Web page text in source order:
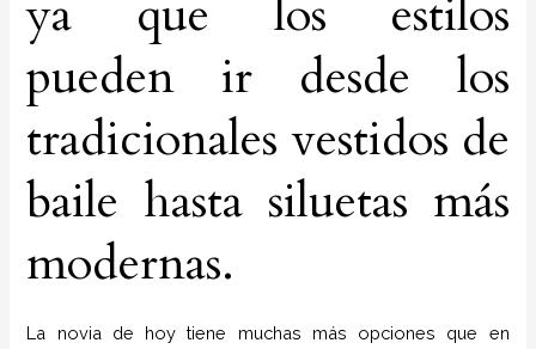
ya que los estilos
pueden ir desde los
tradicionales vestidos de
baile hasta siluetas más
modernas.
La novia de hoy tiene muchas más opciones que en